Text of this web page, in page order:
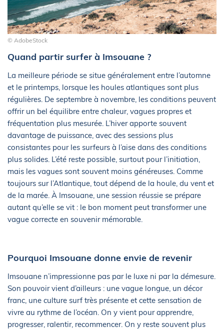
© AdobeStock
Quand partir surfer à Imsouane ?
La meilleure période se situe généralement entre l’automne
et le printemps, lorsque les houles atlantiques sont plus
régulières. De septembre à novembre, les conditions peuvent
offrir un bel équilibre entre chaleur, vagues propres et
fréquentation plus mesurée. L’hiver apporte souvent
davantage de puissance, avec des sessions plus
consistantes pour les surfeurs à l’aise dans des conditions
plus solides. L’été reste possible, surtout pour l’initiation,
mais les vagues sont souvent moins généreuses. Comme
toujours sur l’Atlantique, tout dépend de la houle, du vent et
de la marée. À Imsouane, une session réussie se prépare
autant qu’elle se vit : le bon moment peut transformer une
vague correcte en souvenir mémorable.
Pourquoi Imsouane donne envie de revenir
Imsouane n’impressionne pas par le luxe ni par la démesure.
Son pouvoir vient d’ailleurs : une vague longue, un décor
franc, une culture surf très présente et cette sensation de
vivre au rythme de l’océan. On y vient pour apprendre,
progresser, ralentir, recommencer. On y reste souvent plus